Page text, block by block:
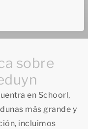
sobre
en Schoorl,
más grande y
incluimos